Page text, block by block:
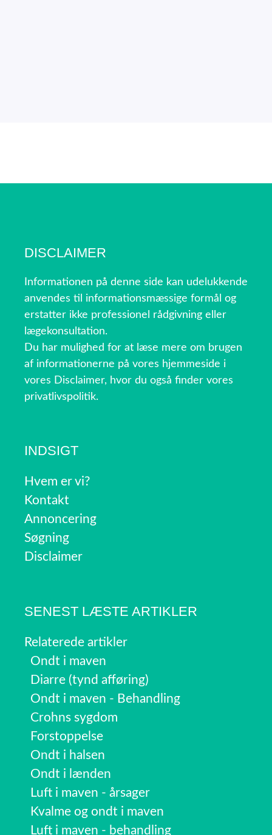
DISCLAIMER
Informationen på denne side kan udelukkende
anvendes til informationsmæssige formål og
erstatter ikke professionel rådgivning eller
lægekonsultation.
Du har mulighed for at læse mere om brugen
af informationerne på vores hjemmeside i
vores Disclaimer, hvor du også finder vores
privatlivspolitik.
INDSIGT
Hvem er vi?
Kontakt
Annoncering
Søgning
Disclaimer
SENEST LÆSTE ARTIKLER
Relaterede artikler
Ondt i maven
Diarre (tynd afføring)
Ondt i maven - Behandling
Crohns sygdom
Forstoppelse
Ondt i halsen
Ondt i lænden
Luft i maven - årsager
Kvalme og ondt i maven
Luft i maven - behandling